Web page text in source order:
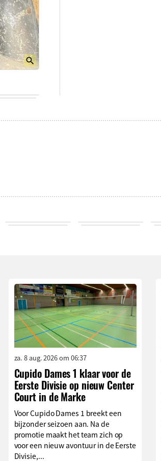
za. 8 aug. 2026 om 06:37
Cupido Dames 1 klaar voor de
Eerste Divisie op nieuw Center
Court in de Marke
Voor Cupido Dames 1 breekt een
bijzonder seizoen aan. Na de
promotie maakt het team zich op
voor een nieuw avontuur in de Eerste
Divisie,...